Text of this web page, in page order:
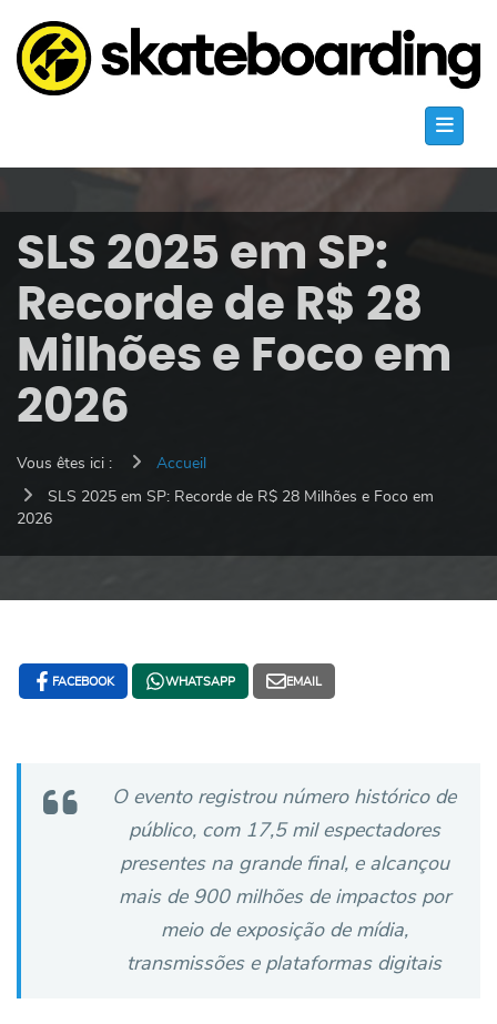
SLS 2025 em SP:
Recorde de R$ 28
Milhões e Foco em
2026
Vous êtes ici :
Accueil
SLS 2025 em SP: Recorde de R$ 28 Milhões e Foco em
2026
FACEBOOK WHATSAPP EMAIL
O evento registrou número histórico de
público, com 17,5 mil espectadores
presentes na grande final, e alcançou
mais de 900 milhões de impactos por
meio de exposição de mídia,
transmissões e plataformas digitais